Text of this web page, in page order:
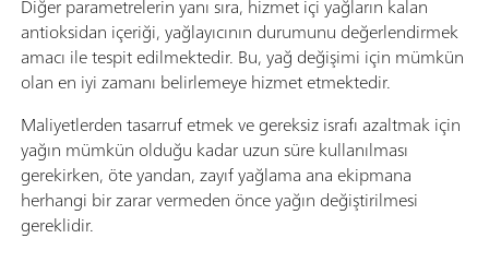
Diğer parametrelerin yanı sıra, hizmet içi yağların kalan
antioksidan içeriği, yağlayıcının durumunu değerlendirmek
amacı ile tespit edilmektedir. Bu, yağ değişimi için mümkün
olan en iyi zamanı belirlemeye hizmet etmektedir.
Maliyetlerden tasarruf etmek ve gereksiz israfı azaltmak için
yağın mümkün olduğu kadar uzun süre kullanılması
gerekirken, öte yandan, zayıf yağlama ana ekipmana
herhangi bir zarar vermeden önce yağın değiştirilmesi
gereklidir.